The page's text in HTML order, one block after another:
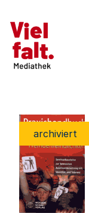
archiviert